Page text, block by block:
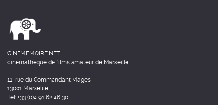
CINEMEMOIRE.NET
cinémathèque de films amateur de Marseille
11, rue du Commandant Mages
13001 Marseille
Tél: +33 (0)4 91 62 46 30